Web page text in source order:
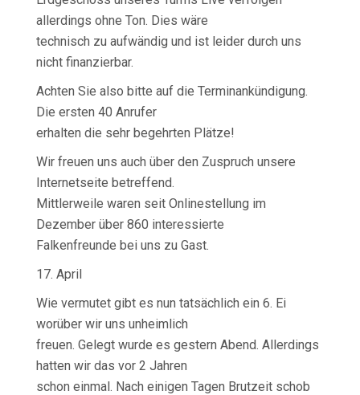
allerdings ohne Ton. Dies wäre
technisch zu aufwändig und ist leider durch uns
nicht finanzierbar.
Achten Sie also bitte auf die Terminankündigung.
Die ersten 40 Anrufer
erhalten die sehr begehrten Plätze!
Wir freuen uns auch über den Zuspruch unsere
Internetseite betreffend.
Mittlerweile waren seit Onlinestellung im
Dezember über 860 interessierte
Falkenfreunde bei uns zu Gast.
17. April
Wie vermutet gibt es nun tatsächlich ein 6. Ei
worüber wir uns unheimlich
freuen. Gelegt wurde es gestern Abend. Allerdings
hatten wir das vor 2 Jahren
schon einmal. Nach einigen Tagen Brutzeit schob